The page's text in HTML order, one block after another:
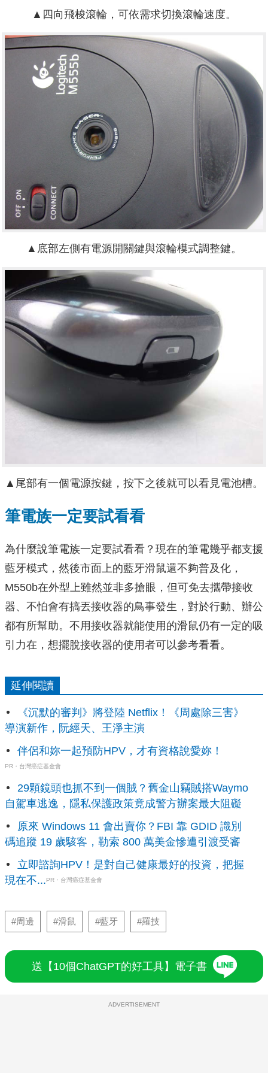
▲四向飛梭滾輪，可依需求切換滾輪速度。
▲底部左側有電源開關鍵與滾輪模式調整鍵。
▲尾部有一個電源按鍵，按下之後就可以看見電池槽。
筆電族一定要試看看
為什麼說筆電族一定要試看看？現在的筆電幾乎都支援
藍牙模式，然後市面上的藍牙滑鼠還不夠普及化，
M550b在外型上雖然並非多搶眼，但可免去攜帶接收
器、不怕會有搞丟接收器的鳥事發生，對於行動、辦公
都有所幫助。不用接收器就能使用的滑鼠仍有一定的吸
引力在，想擺脫接收器的使用者可以參考看看。
延伸閱讀
《沉默的審判》將登陸 Netflix！《周處除三害》
導演新作，阮經天、王淨主演
伴侶和妳一起預防HPV，才有資格說愛妳！
PR・台灣癌症基金會
29顆鏡頭也抓不到一個賊？舊金山竊賊搭Waymo
自駕車逃逸，隱私保護政策竟成警方辦案最大阻礙
原來 Windows 11 會出賣你？FBI 靠 GDID 識別
碼追蹤 19 歲駭客，勒索 800 萬美金慘遭引渡受審
立即諮詢HPV！是對自己健康最好的投資，把握
現在不...PR・台灣癌症基金會
#周邊 #滑鼠 #藍牙 #羅技
送【10個ChatGPT的好工具】電子書
ADVERTISEMENT